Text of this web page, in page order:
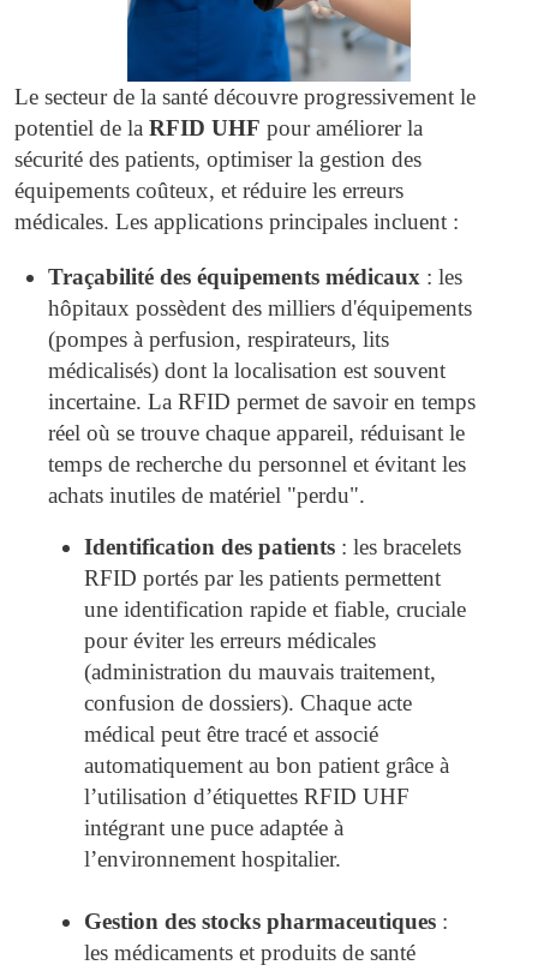
Le secteur de la santé découvre progressivement le
potentiel de la RFID UHF pour améliorer la
sécurité des patients, optimiser la gestion des
équipements coûteux, et réduire les erreurs
médicales. Les applications principales incluent :
Traçabilité des équipements médicaux : les
hôpitaux possèdent des milliers d'équipements
(pompes à perfusion, respirateurs, lits
médicalisés) dont la localisation est souvent
incertaine. La RFID permet de savoir en temps
réel où se trouve chaque appareil, réduisant le
temps de recherche du personnel et évitant les
achats inutiles de matériel "perdu".
Identification des patients : les bracelets
RFID portés par les patients permettent
une identification rapide et fiable, cruciale
pour éviter les erreurs médicales
(administration du mauvais traitement,
confusion de dossiers). Chaque acte
médical peut être tracé et associé
automatiquement au bon patient grâce à
l’utilisation d’étiquettes RFID UHF
intégrant une puce adaptée à
l’environnement hospitalier.
Gestion des stocks pharmaceutiques :
les médicaments et produits de santé